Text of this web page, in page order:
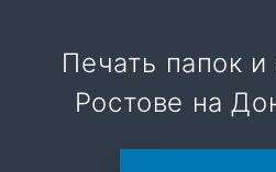
Печать папок
Ростове на